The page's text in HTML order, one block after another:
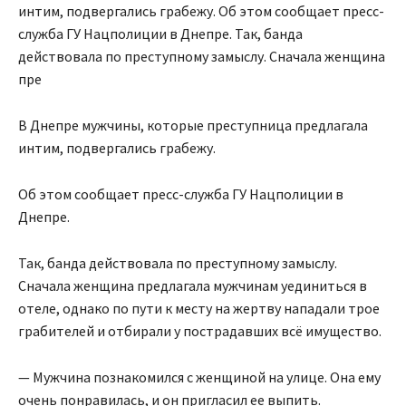
интим, подвергались грабежу. Об этом сообщает пресс-
служба ГУ Нацполиции в Днепре. Так, банда
действовала по преступному замыслу. Сначала женщина
пре
В Днепре мужчины, которые преступница предлагала
интим, подвергались грабежу.
Об этом сообщает пресс-служба ГУ Нацполиции в
Днепре.
Так, банда действовала по преступному замыслу.
Сначала женщина предлагала мужчинам уединиться в
отеле, однако по пути к месту на жертву нападали трое
грабителей и отбирали у пострадавших всё имущество.
— Мужчина познакомился с женщиной на улице. Она ему
очень понравилась, и он пригласил ее выпить.